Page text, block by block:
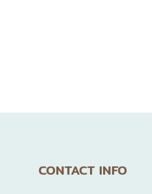
CONTACT INFO